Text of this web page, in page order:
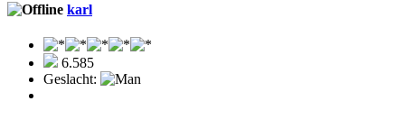
karl
6.585
Geslacht: